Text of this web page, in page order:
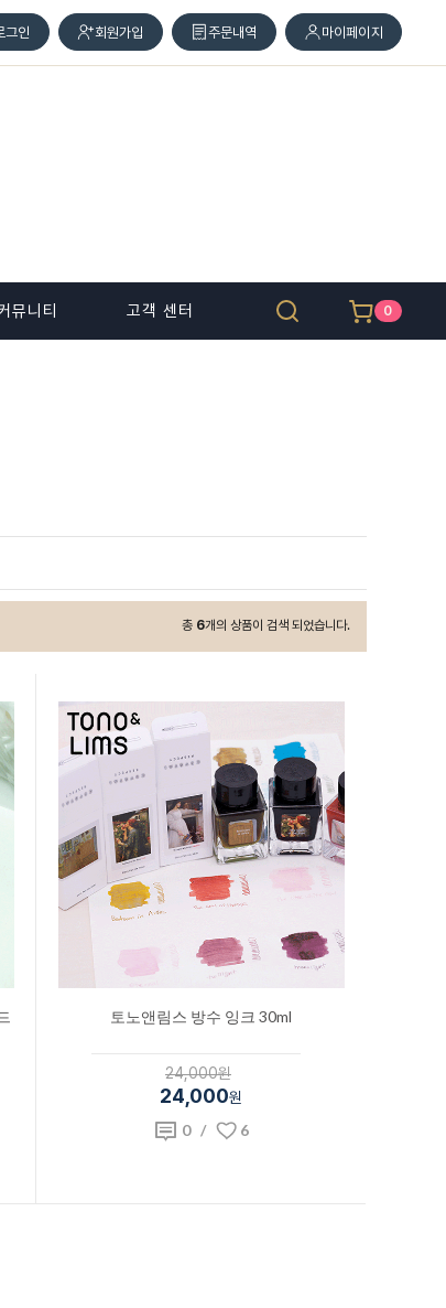
그인 회원가입 주문내역 마이페이지
뮤니티 고객 센터 0
총 6개의 상품이 검색 되었습니다.
토노앤림스 방수 잉크 30ml
24,000원
24,000원
0/ 6